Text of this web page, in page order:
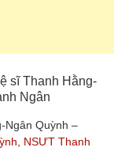
sĩ Thanh Hằng-
Ngân
Ngân Quỳnh –
NSƯT Thanh